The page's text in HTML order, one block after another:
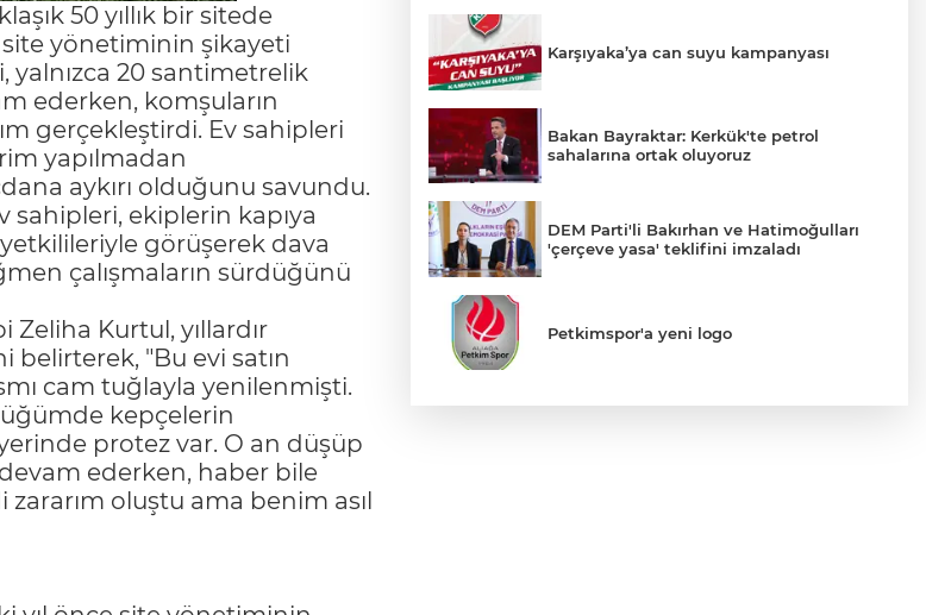
50 yıllık bir sitede
site yönetiminin şikayeti
yalnızca 20 santimetrelik
ederken, komşuların
gerçekleştirdi. Ev sahipleri
yapılmadan
aykırı olduğunu savundu.
sahipleri, ekiplerin kapıya
görüşerek dava
çalışmaların sürdüğünü
Zeliha Kurtul, yıllardır
"Bu evi satın
cam tuğlayla yenilenmişti.
kepçelerin
protez var. O an düşüp
ederken, haber bile
zararım oluştu ama benim asıl
Karşıyaka’ya can suyu kampanyası
Bakan Bayraktar: Kerkük'te petrol
sahalarına ortak oluyoruz
DEM Parti'li Bakırhan ve Hatimoğulları
'çerçeve yasa' teklifini imzaladı
Petkimspor'a yeni logo